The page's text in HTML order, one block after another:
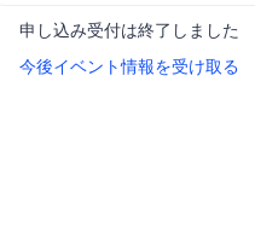
申し込み受付は終了しました
今後イベント情報を受け取る